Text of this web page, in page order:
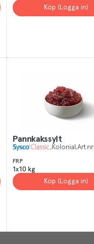
Köp (Logga in)
Pannkakssylt
Kolonial Art.nr.
FRP
1x10 kg
Köp (Logga in)